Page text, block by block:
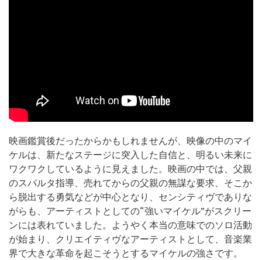
映画鑑賞後だったからかもしれませんが、映像の中のマイ
ケルは、新たなステージに突入した自信と、明るい未来に
ワクワクしているように見えました。映画の中では、父親
のスパルタ指導、売れてからの父親の無謀な要求、そこか
ら脱出する勇気などが中心となり、センシティヴでありな
がらも、アーティストとしての“強いマイケル”がスクリー
ンには表れていました。ようやく本当の意味でのソロ活動
が始まり、クリエイティヴなアーティストとして、音楽業
界で大きな革命を起こそうとするマイケルの強さです。